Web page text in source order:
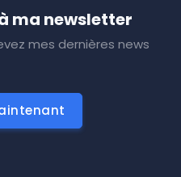
ma newsletter
mes dernières news